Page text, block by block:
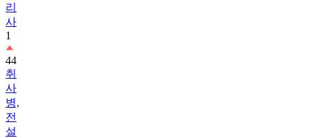
리
사
1
44
취
사
병,
전
설